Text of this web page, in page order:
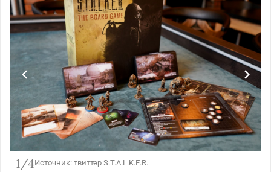
1/4Источник: твиттер S.T.A.L.K.E.R.